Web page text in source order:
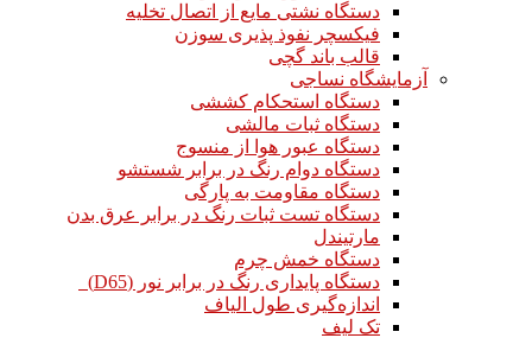
دستگاه نشتی مایع از اتصال تخلیه
فیکسچر نفوذ پذیری سوزن
قالب باند گچی
آزمایشگاه نساجی
دستگاه استحکام کششی
دستگاه ثبات مالشی
دستگاه عبور هوا از منسوج
دستگاه دوام رنگ در برابر شستشو
دستگاه مقاومت به پارگی
دستگاه تست ثبات رنگ در برابر عرق بدن
مارتیندل
دستگاه خمش چرم
دستگاه پایداری رنگ در برابر نور (D65)
اندازه‌گیری طول الیاف
تک لیف